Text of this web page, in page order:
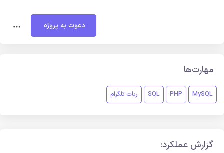
دعوت به پروژه
مهارت‌ها
MySQL
PHP
SQL ربات تلگرام
گزارش عملکرد: